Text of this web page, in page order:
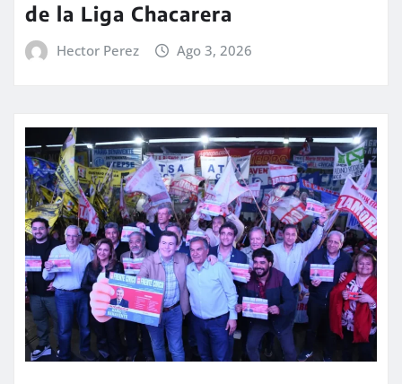
de la Liga Chacarera
Hector Perez Ago 3, 2026